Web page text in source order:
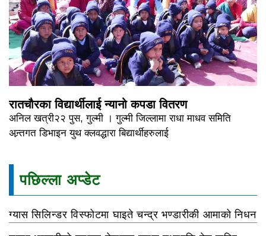
रातचौरका विद्यार्थीलाई न्यानो कपडा वितरण
अनिल खत्री२२ पुस, गुल्मी । गुल्मी जिल्लामा राधा माधव समिति
अन्र्तगत डिभाइन युथ क्लवद्धारा बिद्यार्थीहरुलाई
पछिल्ला अप्डेट
ग्यास सिलिन्डर विस्फोटमा घाइते चन्द्र भण्डारीकी आमाको निधन